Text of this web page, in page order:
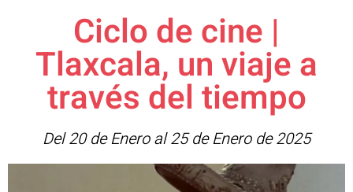
Ciclo de cine |
Tlaxcala, un viaje a
través del tiempo​
Del 20 de Enero al 25 de Enero de 2025